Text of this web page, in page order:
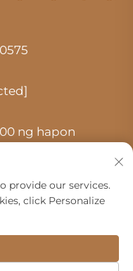
ng hapon
Pagkakapribado
Tungkol Sa Amin
provide our services.
click Personalize